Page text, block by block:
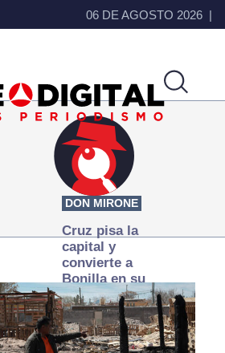
06 DE AGOSTO 2026
DON MIRONE
Cruz pisa la
capital y
convierte a
Bonilla en su
primer blanco